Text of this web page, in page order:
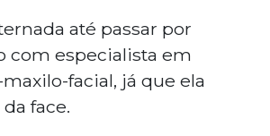
até passar por
com especialista em
facial, já que ela
face.